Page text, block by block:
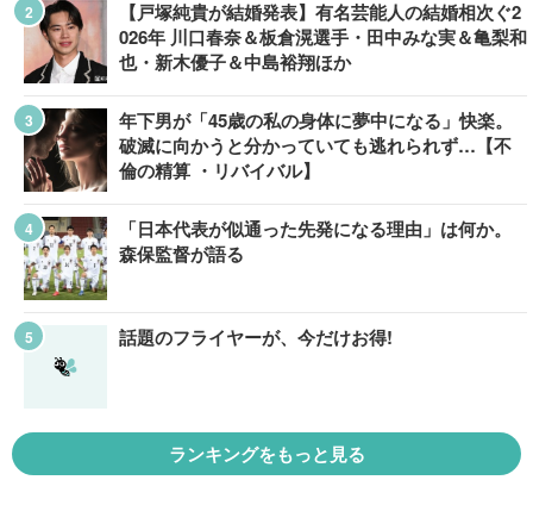
【戸塚純貴が結婚発表】有名芸能人の結婚相次ぐ2
026年 川口春奈＆板倉滉選手・田中みな実＆亀梨和
也・新木優子＆中島裕翔ほか
年下男が「45歳の私の身体に夢中になる」快楽。
破滅に向かうと分かっていても逃れられず…【不
倫の精算 ・リバイバル】
「日本代表が似通った先発になる理由」は何か。
森保監督が語る
話題のフライヤーが、今だけお得!
ランキングをもっと見る